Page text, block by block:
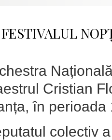
Cristian
în
colectiv